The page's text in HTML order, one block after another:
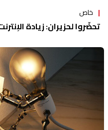
خاص
تحضّروا لحزيران: زيادة